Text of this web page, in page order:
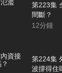
第223集
間斷？
12分鐘
第224集
波撐得住